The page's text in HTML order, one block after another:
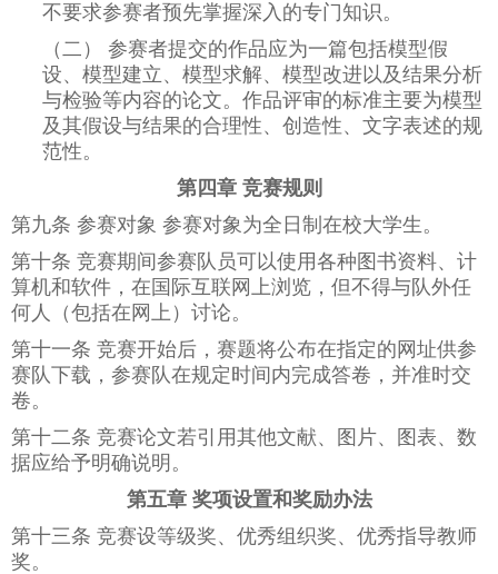
不要求参赛者预先掌握深入的专门知识。
（二） 参赛者提交的作品应为一篇包括模型假
设、模型建立、模型求解、模型改进以及结果分析
与检验等内容的论文。作品评审的标准主要为模型
及其假设与结果的合理性、创造性、文字表述的规
范性。
第四章 竞赛规则
第九条 参赛对象 参赛对象为全日制在校大学生。
第十条 竞赛期间参赛队员可以使用各种图书资料、计
算机和软件，在国际互联网上浏览，但不得与队外任
何人（包括在网上）讨论。
第十一条 竞赛开始后，赛题将公布在指定的网址供参
赛队下载，参赛队在规定时间内完成答卷，并准时交
卷。
第十二条 竞赛论文若引用其他文献、图片、图表、数
据应给予明确说明。
第五章 奖项设置和奖励办法
第十三条 竞赛设等级奖、优秀组织奖、优秀指导教师
奖。